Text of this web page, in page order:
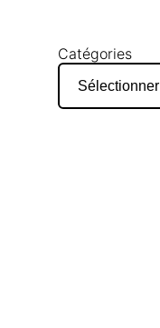
Catégories